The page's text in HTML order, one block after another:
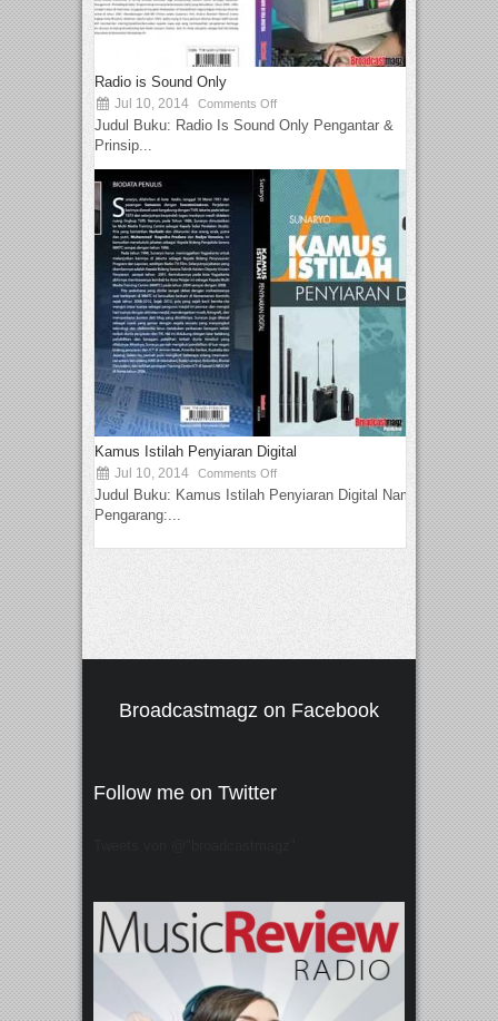
Radio is Sound Only
Jul 10, 2014 Comments Off
Judul Buku: Radio Is Sound Only Pengantar &
Prinsip...
Kamus Istilah Penyiaran Digital
Jul 10, 2014 Comments Off
Judul Buku: Kamus Istilah Penyiaran Digital Nama
Pengarang:...
Broadcastmagz on Facebook
Follow me on Twitter